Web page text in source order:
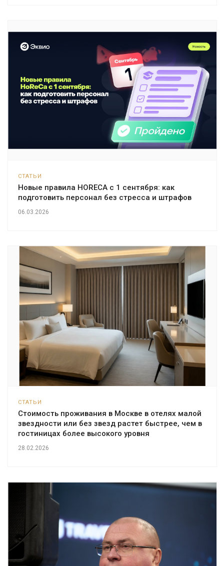
СТАТЬИ
Новые правила HORECA с 1 сентября: как
подготовить персонал без стресса и штрафов
06.03.2026
СТАТЬИ
Стоимость проживания в Москве в отелях малой
звездности или без звезд растет быстрее, чем в
гостиницах более высокого уровня
28.02.2026